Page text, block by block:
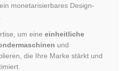
monetarisierbares Design-
um eine einheitliche
und
die Ihre Marke stärkt und